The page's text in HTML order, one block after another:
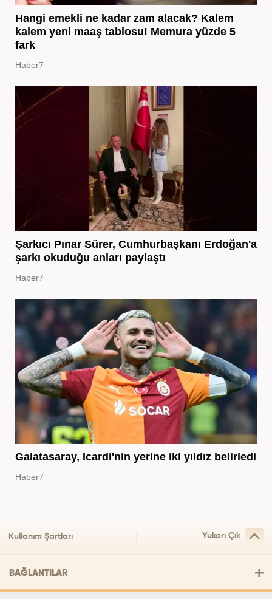
Hangi emekli ne kadar zam alacak? Kalem
kalem yeni maaş tablosu! Memura yüzde 5
fark
Haber7
Şarkıcı Pınar Sürer, Cumhurbaşkanı Erdoğan'a
şarkı okuduğu anları paylaştı
Haber7
Galatasaray, Icardi'nin yerine iki yıldız belirledi
Haber7
Kullanım Şartları Yukarı Çık
BAĞLANTILAR